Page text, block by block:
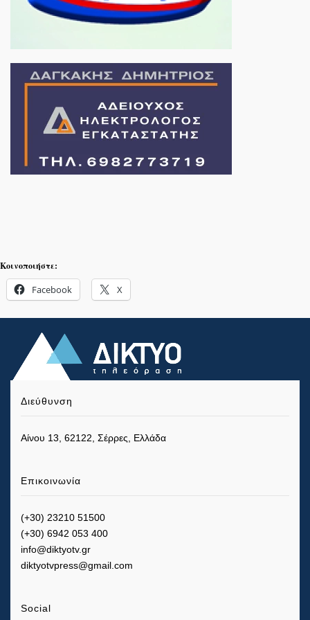
Κοινοποιήστε:
Facebook X
Διεύθυνση
Αίνου 13, 62122, Σέρρες, Ελλάδα
Επικοινωνία
(+30) 23210 51500
(+30) 6942 053 400
info@diktyotv.gr
diktyotvpress@gmail.com
Social